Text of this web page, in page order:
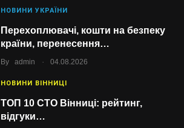
НОВИНИ УКРАЇНИ
Перехоплювачі, кошти на безпеку
країни, перенесення…
By admin . 04.08.2026
НОВИНИ ВІННИЦІ
ТОП 10 СТО Вінниці: рейтинг,
відгуки…